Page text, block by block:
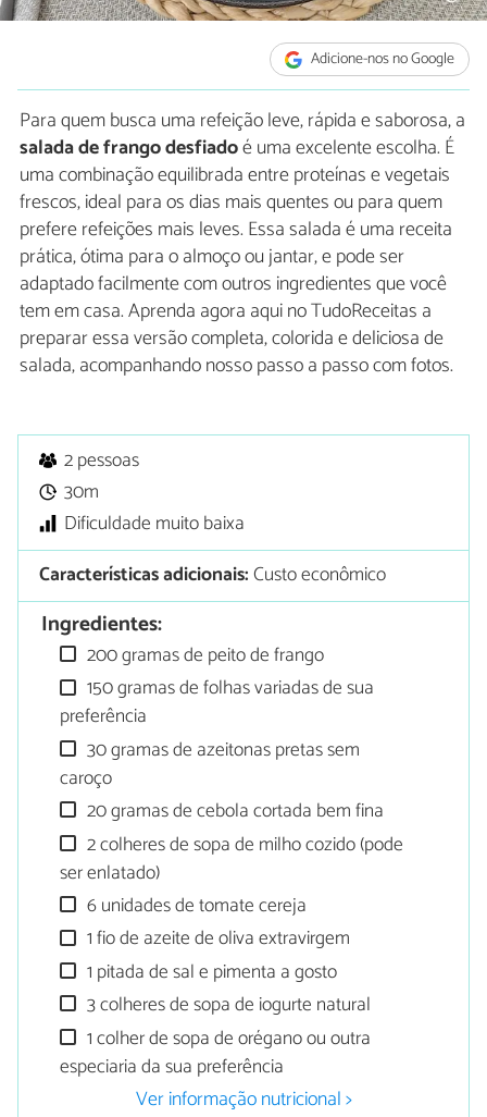
Adicione-nos no Google
Para quem busca uma refeição leve, rápida e saborosa, a
salada de frango desfiadoé uma excelente escolha. É
uma combinação equilibrada entre proteínas e vegetais
frescos, ideal para os dias mais quentes ou para quem
prefere refeições mais leves. Essa salada é uma receita
prática, ótima para o almoço ou jantar, e pode ser
adaptado facilmente com outros ingredientes que você
tem em casa. Aprenda agora aqui no TudoReceitas a
preparar essa versão completa, colorida e deliciosa de
salada, acompanhando nosso passo a passo com fotos.
2 pessoas
30m
Dificuldade muito baixa
Características adicionais:Custo econômico
Ingredientes:
200 gramas de peito de frango
150 gramas de folhas variadas de sua
preferência
30 gramas de azeitonas pretas sem
caroço
20 gramas de cebola cortada bem fina
2 colheres de sopa de milho cozido (pode
ser enlatado)
6 unidades de tomate cereja
1 fio de azeite de oliva extravirgem
1 pitada de sal e pimenta a gosto
3 colheres de sopa de iogurte natural
1 colher de sopa de orégano ou outra
especiaria da sua preferência
Ver informação nutricional >